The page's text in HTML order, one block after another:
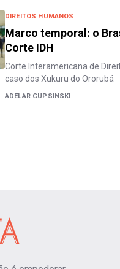
DIREITOS HUMANOS
Marco temporal: o
Corte IDH
Corte Interamericana de
caso dos Xukuru do Ororubá
ADELAR CUPSINSKI